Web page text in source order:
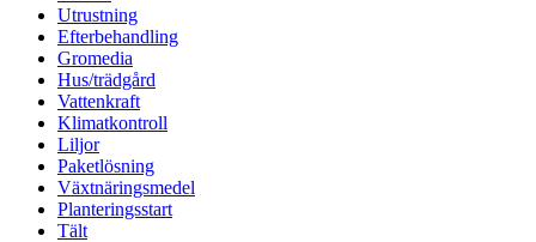
Utrustning
Efterbehandling
Gromedia
Hus/trädgård
Vattenkraft
Klimatkontroll
Liljor
Paketlösning
Växtnäringsmedel
Planteringsstart
Tält